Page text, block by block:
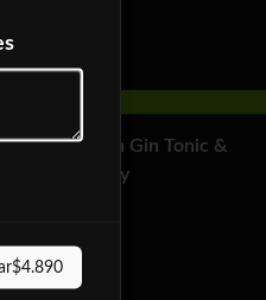
Go Barman Gin Tonic &
London Dry
$7.890
$4.890